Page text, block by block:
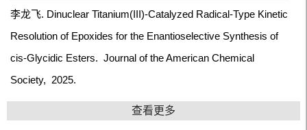
李龙飞. Dinuclear Titanium(III)-Catalyzed Radical-Type Kinetic
Resolution of Epoxides for the Enantioselective Synthesis of
cis-Glycidic Esters. Journal of the American Chemical
Society, 2025.
查看更多